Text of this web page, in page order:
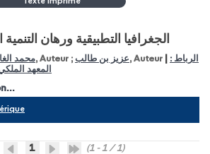
الجغرافيا التطبيقية ورهان
محمد, Auteur ; عزيز بن طالب, Auteur
الرباط :
المعهد
1 (1 - 1 / 1)